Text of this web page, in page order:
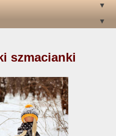
▼
▼
szmacianki